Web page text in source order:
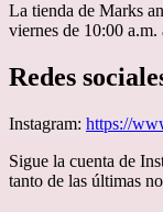
La tienda de Marks
viernes de 10:00
Redes
Instagram: https://
Sigue la cuenta de
tanto de las últimas